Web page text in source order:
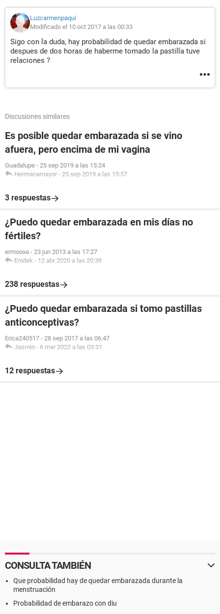
Luzcarmenpaqui
Modificado el 10 oct 2017 a las 00:33
Sigo con la duda, hay probabilidad de quedar embarazada si
despues de dos horas de haberme tomado la pastilla tuve
relaciones ?
Discusiones similares
Es posible quedar embarazada si se vino
afuera, pero encima de mi vagina
Guadalupe - 25 sep 2019 a las 15:24
Hermanamayor - 25 sep 2019 a las 15:57
3 respuestas
¿Puedo quedar embarazada en mis días no
fértiles?
ermooxa - 23 jun 2013 a las 17:27
Enidek - 12 abr 2020 a las 20:39
238 respuestas
¿Puedo quedar embarazada si tomo pastillas
anticonceptivas?
Erica240517 - 28 sep 2017 a las 06:47
Jasmin - 6 mar 2022 a las 03:31
12 respuestas
CONSULTA TAMBIÉN
Que probabilidad hay de quedar embarazada durante la
menstruación
Probabilidad de embarazo con diu